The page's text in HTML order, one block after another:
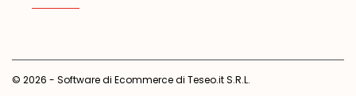
© 2026 - Software di Ecommerce di Teseo.it S.R.L.